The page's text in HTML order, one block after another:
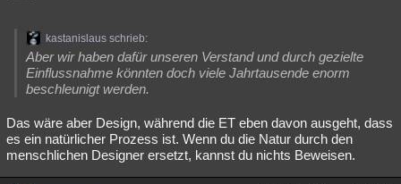
Natur Umfragen Unterhaltung
weitere Rubriken
Astronomie Helpdesk Gruppen Gaming Filme
Musik Clash Verbesserungen Allmystery English
kastanislaus schrieb:
Aber wir haben dafür unseren Verstand und durch gezielte
Einflussnahme könnten doch viele Jahrtausende enorm
beschleunigt werden.
Das wäre aber Design, während die ET eben davon ausgeht, dass
es ein natürlicher Prozess ist. Wenn du die Natur durch den
menschlichen Designer ersetzt, kannst du nichts Beweisen.